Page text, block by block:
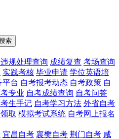
索
规处理查询 成绩复查 考场查询
实践考核 毕业申请 学位英语培
平台 自考报考动态 自考政策 自
专业 自考成绩查询 自考问答
生手记 自考学习方法 外省自考
取 模拟考试系统 自考网上报名
宜昌自考 襄樊自考 荆门自考 咸